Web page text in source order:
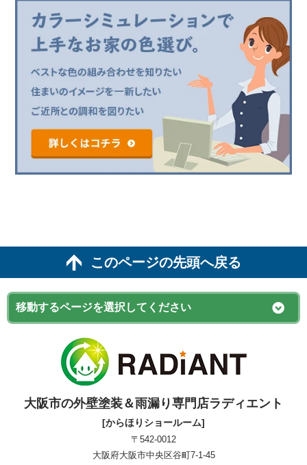
このページの先頭へ戻る
大阪市の外壁塗装＆雨漏り専門店ラディエント
[からほりショールーム]
〒542-0012
大阪府大阪市中央区谷町7-1-45